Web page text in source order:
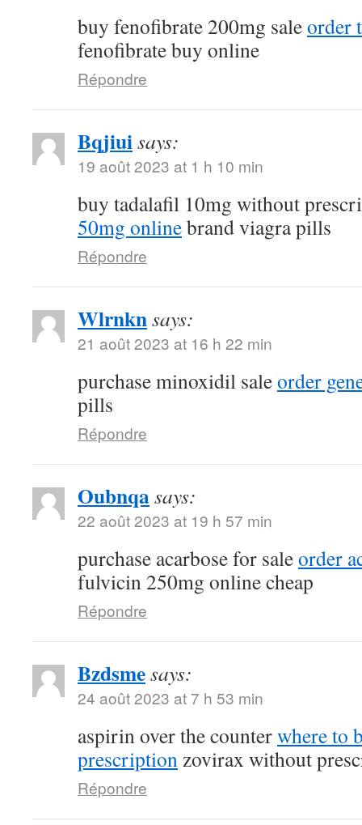
buy fenofibrate 200mg saleorder
fenofibrate buy online
Répondre
Bqjiuisays:
19 août 2023 at 1 h 10 min
buy tadalafil 10mg without
50mg onlinebrand viagra pills
Répondre
Wlrnknsays:
21 août 2023 at 16 h 22 min
purchase minoxidil saleorder
pills
Répondre
Oubnqasays:
22 août 2023 at 19 h 57 min
purchase acarbose for saleorder
fulvicin 250mg online cheap
Répondre
Bzdsmesays:
24 août 2023 at 7 h 53 min
aspirin over the counterwhere to
prescriptionzovirax without
Répondre